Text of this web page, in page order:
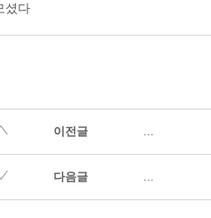
셨다
이전글 ...
다음글 ...